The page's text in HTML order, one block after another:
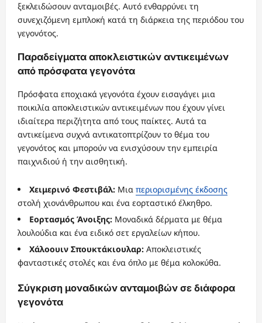
ξεκλειδώσουν ανταμοιβές. Αυτό ενθαρρύνει τη
συνεχιζόμενη εμπλοκή κατά τη διάρκεια της περιόδου του
γεγονότος.
Παραδείγματα αποκλειστικών αντικειμένων
από πρόσφατα γεγονότα
Πρόσφατα εποχιακά γεγονότα έχουν εισαγάγει μια
ποικιλία αποκλειστικών αντικειμένων που έχουν γίνει
ιδιαίτερα περιζήτητα από τους παίκτες. Αυτά τα
αντικείμενα συχνά αντικατοπτρίζουν το θέμα του
γεγονότος και μπορούν να ενισχύσουν την εμπειρία
παιχνιδιού ή την αισθητική.
Χειμερινό Φεστιβάλ: Μια περιορισμένης έκδοσης
στολή χιονάνθρωπου και ένα εορταστικό έλκηθρο.
Εορτασμός Άνοιξης: Μοναδικά δέρματα με θέμα
λουλούδια και ένα ειδικό σετ εργαλείων κήπου.
Χάλοουιν Σπουκτάκιουλαρ: Αποκλειστικές
φανταστικές στολές και ένα όπλο με θέμα κολοκύθα.
Σύγκριση μοναδικών ανταμοιβών σε διάφορα
γεγονότα